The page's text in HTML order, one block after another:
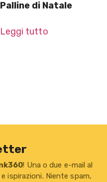
Palline di Natale
Leggi tutto
! Una o due e-mail al
ispirazioni. Niente spam,